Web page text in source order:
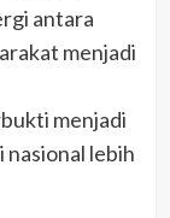
antara
menjadi
menjadi
nasional lebih